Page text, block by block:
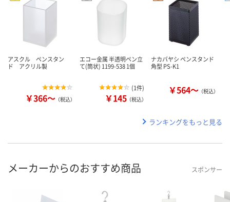
アスクル ペンスタン
ド アクリル製
￥366～ （税込）
エコー金属 半透明ペン立
て(筒状) 1199-538 1個
(1件)
￥145 （税込）
ナカバヤシ ペンスタンド
角型 PS-K1
￥564～ （税込）
ランキングをもっと見る
メーカーからのおすすめ商品 スポンサー